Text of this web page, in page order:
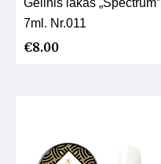
7ml. Nr.011
€8.00